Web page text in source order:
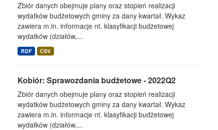
Zbiór danych obejmuje plany oraz stopień realizacji
wydatków budżetowych gminy za dany kwartał. Wykaz
zawiera m.in. informacje nt. klasyfikacji budżetowej
wydatków (działów,...
RDF CSV
Kobiór: Sprawozdania budżetowe - 2022Q2
Zbiór danych obejmuje plany oraz stopień realizacji
wydatków budżetowych gminy za dany kwartał. Wykaz
zawiera m.in. informacje nt. klasyfikacji budżetowej
wydatków (działów,...